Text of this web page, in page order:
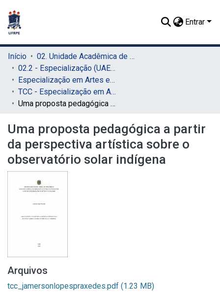
Entrar
Início
02. Unidade Acadêmica de Educação a Distância e Tecnologia (UAEADTec)
02.2 - Especialização (UAEADTec)
Especialização em Artes e Tecnologia (UAEADTec)
TCC - Especialização em Artes e Tecnologia (UAEADTec)
Uma proposta pedagógica a partir da perspectiva artística sobre o observatório solar indígena
Uma proposta pedagógica a partir
da perspectiva artística sobre o
observatório solar indígena
Arquivos
tcc_jamersonlopespraxedes.pdf (1.23 MB)